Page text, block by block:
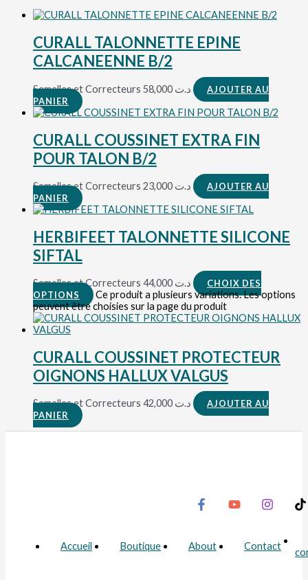
CURALL TALONNETTE EPINE
CALCANEENNE B/2
Semelles et Correcteurs د.ت
AJOUTER AU
PANIER
CURALL COUSSINET EXTRA FIN
POUR TALON B/2
Semelles et Correcteurs د.ت
AJOUTER AU
PANIER
HERBIFEET TALONNETTE SILICONE
SIFTAL
Semelles et Correcteurs د.ت
CHOIX DES
OPTIONS
Ce produit a plusieurs variations. Les options
peuvent être choisies sur la page du produit
CURALL COUSSINET PROTECTEUR
OIGNONS HALLUX VALGUS
Semelles et Correcteurs د.ت
AJOUTER AU
PANIER
Accueil Boutique About Contact